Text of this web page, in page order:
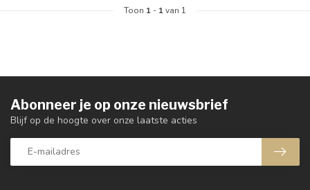
Toon 1 - 1van 1
Abonneer je op onze nieuwsbrief
Blijf op de hoogte over onze laatste acties